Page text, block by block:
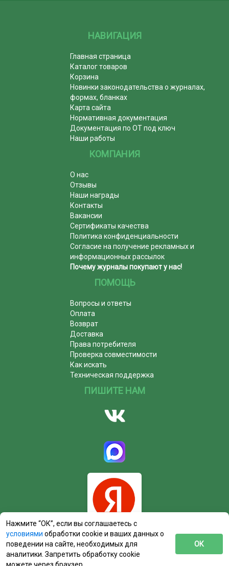
НАВИГАЦИЯ
Главная страница
Каталог товаров
Корзина
Новинки законодательства о журналах,
формах, бланках
Карта сайта
Нормативная документация
Документация по ОТ под ключ
Наши работы
КОМПАНИЯ
О нас
Отзывы
Наши награды
Контакты
Вакансии
Сертификаты качества
Политика конфиденциальности
Согласие на получение рекламных и
информационных рассылок
Почему журналы покупают у нас!
ПОМОЩЬ
Вопросы и ответы
Оплата
Возврат
Доставка
Права потребителя
Проверка совместимости
Как искать
Техническая поддержка
ПИШИТЕ НАМ
Нажмите “ОК”, если вы соглашаетесь с
условиями обработки cookie и ваших данных о
поведении на сайте, необходимых для
аналитики. Запретить обработку cookie
ОК